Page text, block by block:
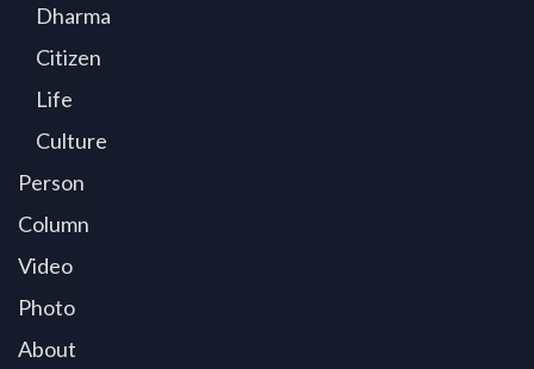
Dharma
Citizen
Life
Culture
Person
Column
Video
Photo
About